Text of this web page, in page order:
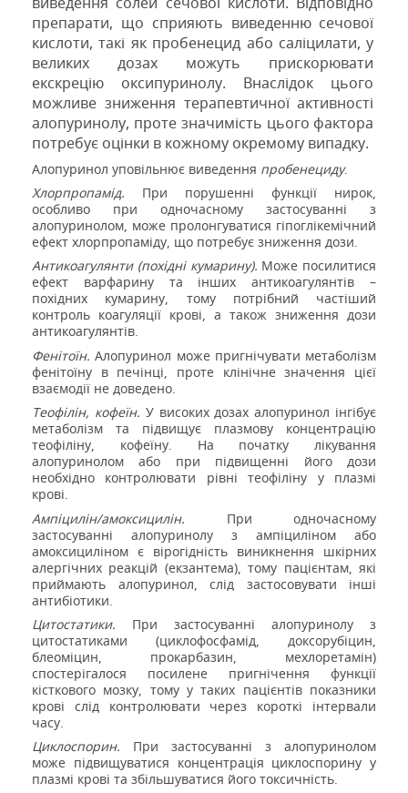
препарати, що сприяють виведенню сечової
кислоти, такі як пробенецид або саліцилати, у
великих дозах можуть прискорювати
екскрецію оксипуринолу. Внаслідок цього
можливе зниження терапевтичної активності
алопуринолу, проте значимість цього фактора
потребує оцінки в кожному окремому випадку.
Алопуринол уповільнює виведення пробенециду.
Хлорпропамід. При порушенні функції нирок,
особливо при одночасному застосуванні з
алопуринолом, може пролонгуватися гіпоглікемічний
ефект хлорпропаміду, що потребує зниження дози.
Антикоагулянти (похідні кумарину). Може посилитися
ефект варфарину та інших антикоагулянтів –
похідних кумарину, тому потрібний частіший
контроль коагуляції крові, а також зниження дози
антикоагулянтів.
Фенітоїн. Алопуринол може пригнічувати метаболізм
фенітоїну в печінці, проте клінічне значення цієї
взаємодії не доведено.
Теофілін, кофеїн. У високих дозах алопуринол інгібує
метаболізм та підвищує плазмову концентрацію
теофіліну, кофеїну. На початку лікування
алопуринолом або при підвищенні його дози
необхідно контролювати рівні теофіліну у плазмі
крові.
Ампіцилін/амоксицилін. При одночасному
застосуванні алопуринолу з ампіциліном або
амоксициліном є вірогідність виникнення шкірних
алергічних реакцій (екзантема), тому пацієнтам, які
приймають алопуринол, слід застосовувати інші
антибіотики.
Цитостатики. При застосуванні алопуринолу з
цитостатиками (циклофосфамід, доксорубіцин,
блеоміцин, прокарбазин, мехлоретамін)
спостерігалося посилене пригнічення функції
кісткового мозку, тому у таких пацієнтів показники
крові слід контролювати через короткі інтервали
часу.
Циклоспорин. При застосуванні з алопуринолом
може підвищуватися концентрація циклоспорину у
плазмі крові та збільшуватися його токсичність.